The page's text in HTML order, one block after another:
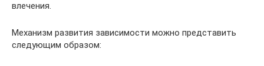
влечения.
Механизм развития зависимости можно представить
следующим образом: